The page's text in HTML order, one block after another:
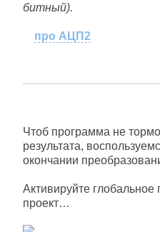
битный).
про АЦП2
Чтоб программа не
результата,
окончании
Активируйте
проект…